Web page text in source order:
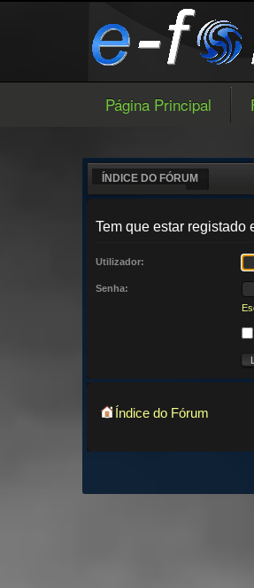
Página Principal
ÍNDICE DO FÓRUM
Tem que estar registado
Utilizador:
Senha:
Índice do Fórum